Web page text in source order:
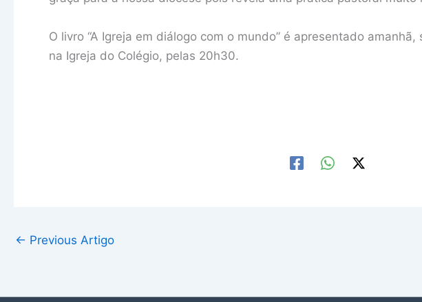
O livro “A Igreja em diálogo com o mundo” é apresentado
na Igreja do Colégio, pelas 20h30.
← Previous Artigo